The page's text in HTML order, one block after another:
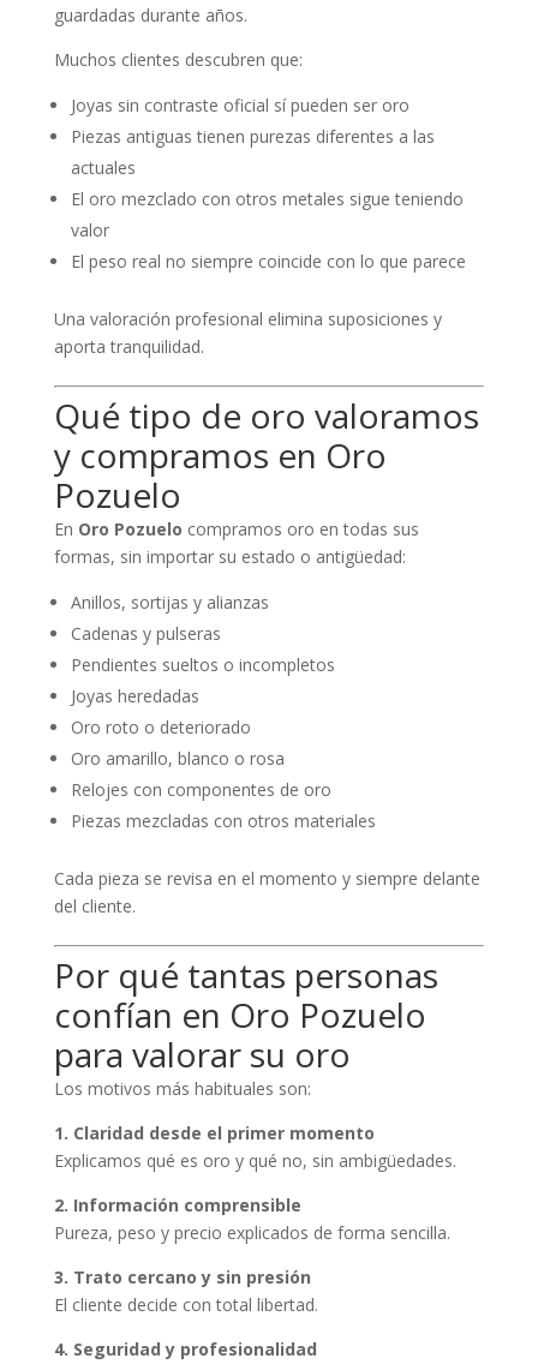
guardadas durante años.
Muchos clientes descubren que:
Joyas sin contraste oficial sí pueden ser oro
Piezas antiguas tienen purezas diferentes a las
actuales
El oro mezclado con otros metales sigue teniendo
valor
El peso real no siempre coincide con lo que parece
Una valoración profesional elimina suposiciones y
aporta tranquilidad.
Qué tipo de oro valoramos
y compramos en Oro
Pozuelo
En Oro Pozuelo compramos oro en todas sus
formas, sin importar su estado o antigüedad:
Anillos, sortijas y alianzas
Cadenas y pulseras
Pendientes sueltos o incompletos
Joyas heredadas
Oro roto o deteriorado
Oro amarillo, blanco o rosa
Relojes con componentes de oro
Piezas mezcladas con otros materiales
Cada pieza se revisa en el momento y siempre delante
del cliente.
Por qué tantas personas
confían en Oro Pozuelo
para valorar su oro
Los motivos más habituales son:
1. Claridad desde el primer momento
Explicamos qué es oro y qué no, sin ambigüedades.
2. Información comprensible
Pureza, peso y precio explicados de forma sencilla.
3. Trato cercano y sin presión
El cliente decide con total libertad.
4. Seguridad y profesionalidad